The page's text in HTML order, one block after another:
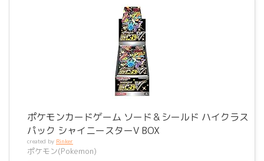
ポケモンカードゲーム ソード＆シールド ハイクラス
パック シャイニースターV BOX
created by Rinker
ポケモン(Pokemon)